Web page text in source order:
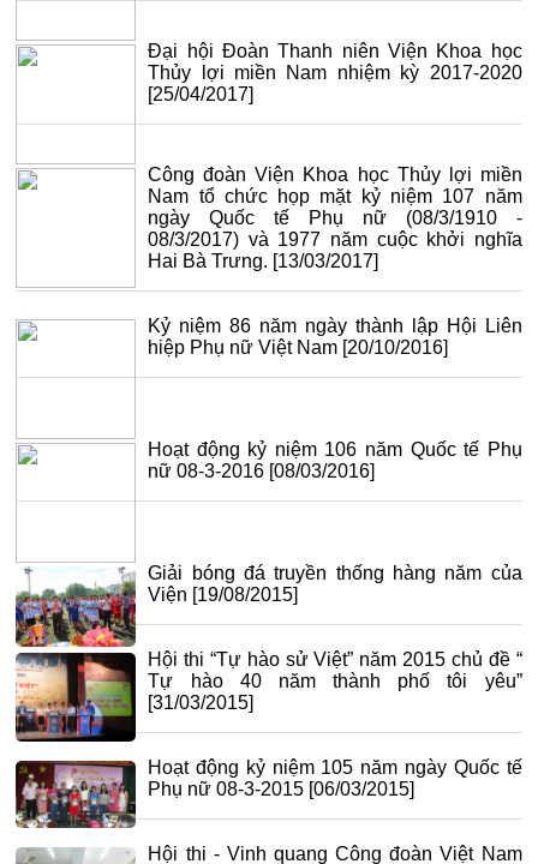
Đại hội Đoàn Thanh niên Viện Khoa học
Thủy lợi miền Nam nhiệm kỳ 2017-2020
[25/04/2017]
Công đoàn Viện Khoa học Thủy lợi miền
Nam tổ chức họp mặt kỷ niệm 107 năm
ngày Quốc tế Phụ nữ (08/3/1910 -
08/3/2017) và 1977 năm cuộc khởi nghĩa
Hai Bà Trưng. [13/03/2017]
Kỷ niệm 86 năm ngày thành lập Hội Liên
hiệp Phụ nữ Việt Nam [20/10/2016]
Hoạt động kỷ niệm 106 năm Quốc tế Phụ
nữ 08-3-2016 [08/03/2016]
Giải bóng đá truyền thống hàng năm của
Viện [19/08/2015]
Hội thi “Tự hào sử Việt” năm 2015 chủ đề “
Tự hào 40 năm thành phố tôi yêu”
[31/03/2015]
Hoạt động kỷ niệm 105 năm ngày Quốc tế
Phụ nữ 08-3-2015 [06/03/2015]
Hội thi - Vinh quang Công đoàn Việt Nam